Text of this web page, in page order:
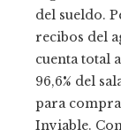
del sueldo.
recibos del
cuenta total
96,6% del
para
Inviable.